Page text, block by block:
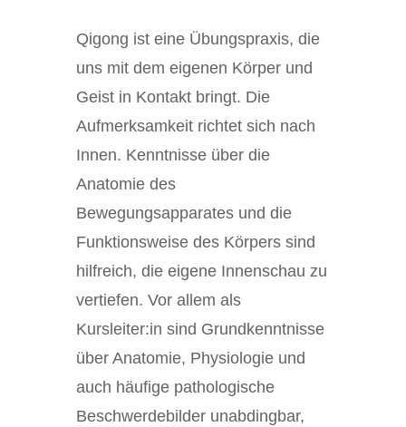
Qigong ist eine Übungspraxis, die
uns mit dem eigenen Körper und
Geist in Kontakt bringt. Die
Aufmerksamkeit richtet sich nach
Innen. Kenntnisse über die
Anatomie des
Bewegungsapparates und die
Funktionsweise des Körpers sind
hilfreich, die eigene Innenschau zu
vertiefen. Vor allem als
Kursleiter:in sind Grundkenntnisse
über Anatomie, Physiologie und
auch häufige pathologische
Beschwerdebilder unabdingbar,